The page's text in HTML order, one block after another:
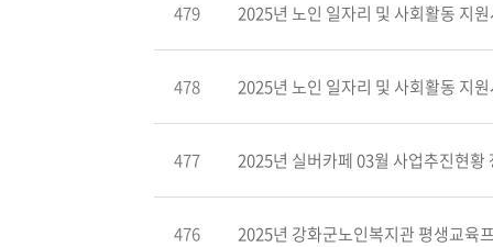
479 2025년 노인 일자리 및 사회활동 지
478 2025년 노인 일자리 및 사회활동 지
477 2025년 실버카페 03월 사업추진현황
476 2025년 강화군노인복지관 평생교육